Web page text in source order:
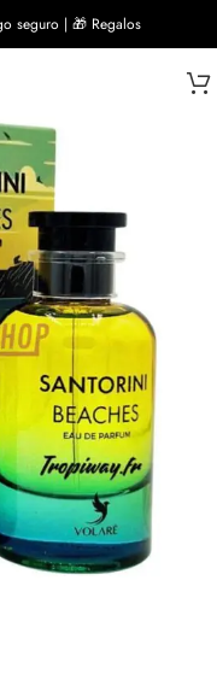
seguro | 🎁 Regalos